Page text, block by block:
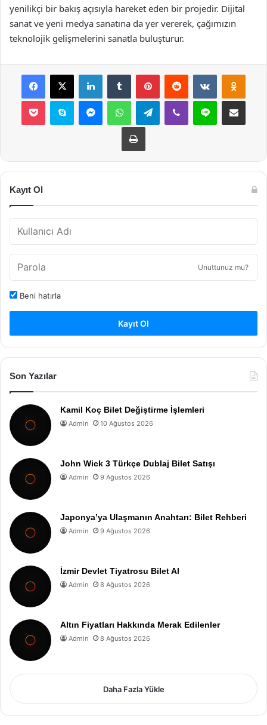
yenilikçi bir bakış açısıyla hareket eden bir projedir. Dijital
sanat ve yeni medya sanatına da yer vererek, çağımızın
teknolojik gelişmelerini sanatla buluşturur.
Facebook
X LinkedInTumblr PinterestReddit VKontakte
Pocket Skype MessengerWhatsAppTelegramViber Line E-Posta ile
Yazdır
Kayıt Ol
Unuttunuz mu?
Beni hatırla
Kayıt Ol
Son Yazılar
Kamil Koç Bilet Değiştirme İşlemleri
Admin 10 Ağustos 2026
John Wick 3 Türkçe Dublaj Bilet Satışı
Admin 9 Ağustos 2026
Japonya’ya Ulaşmanın Anahtarı: Bilet Rehberi
Admin 9 Ağustos 2026
İzmir Devlet Tiyatrosu Bilet Al
Admin 8 Ağustos 2026
Altın Fiyatları Hakkında Merak Edilenler
Admin 8 Ağustos 2026
Daha Fazla Yükle